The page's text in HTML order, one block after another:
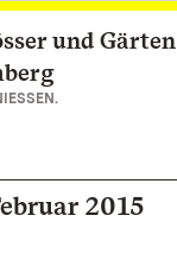
springenund Gärten
2015